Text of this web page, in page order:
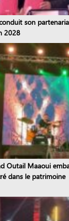
son
2028
Outail Maaoui
dans le patrimoine